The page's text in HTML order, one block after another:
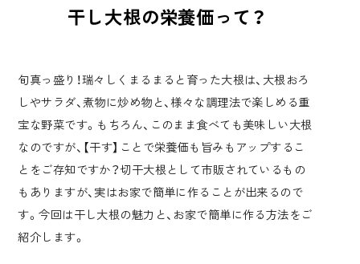
干し大根の栄養価って？
旬真っ盛り！瑞々しくまるまると育った大根は、大根おろ
しやサラダ、煮物に炒め物と、様々な調理法で楽しめる重
宝な野菜です。もちろん、このまま食べても美味しい大根
なのですが、【干す】ことで栄養価も旨みもアップするこ
とをご存知ですか？切干大根として市販されているもの
もありますが、実はお家で簡単に作ることが出来るので
す。今回は干し大根の魅力と、お家で簡単に作る方法をご
紹介します。